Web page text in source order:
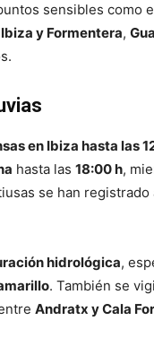
sensibles como
y Formentera,
en Ibiza hasta las
hasta las 18:00 h,
se han
hidrológica,
. También se
Andratx y Cala